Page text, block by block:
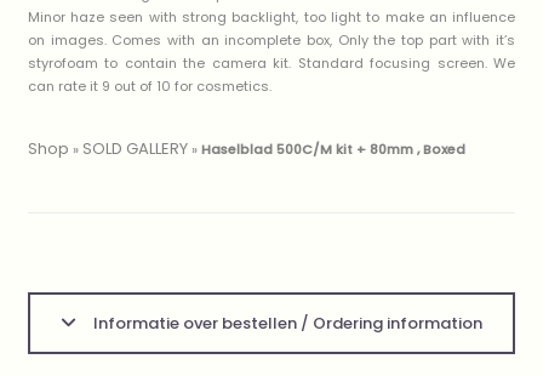
Minor haze seen with strong backlight, too light to make an influence
on images. Comes with an incomplete box, Only the top part with it’s
styrofoam to contain the camera kit. Standard focusing screen. We
can rate it 9 out of 10 for cosmetics.
Shop » SOLD GALLERY»Haselblad 500C/M kit + 80mm , Boxed
Informatie over bestellen / Ordering information